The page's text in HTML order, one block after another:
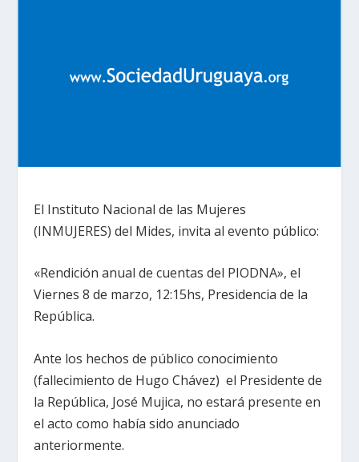
El Instituto Nacional de las Mujeres
(INMUJERES) del Mides, invita al evento público:
«Rendición anual de cuentas del PIODNA», el
Viernes 8 de marzo, 12:15hs, Presidencia de la
República.
Ante los hechos de público conocimiento
(fallecimiento de Hugo Chávez) el Presidente de
la República, José Mujica, no estará presente en
el acto como había sido anunciado
anteriormente.